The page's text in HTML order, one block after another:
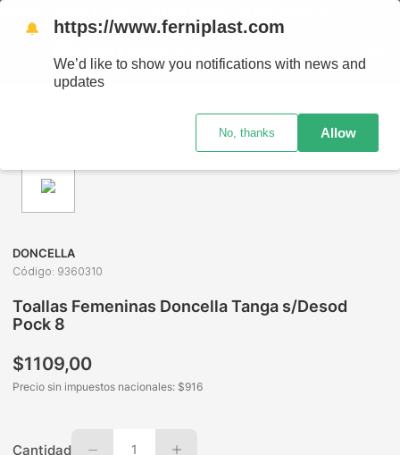
DONCELLA
Código: 9360310
Toallas Femeninas Doncella Tanga s/Desod
Pock 8
$1109,00
Precio sin impuestos nacionales: $916
Cantidad 1
🔔 https://www.ferniplast.com
We’d like to show you notifications with news and
updates
No, thanks Allow